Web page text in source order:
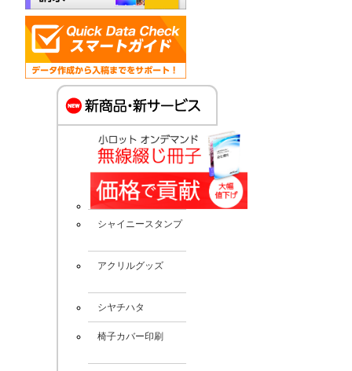
シャイニースタンプ
アクリルグッズ
シヤチハタ
椅子カバー印刷